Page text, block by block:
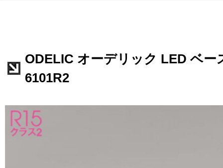
ODELIC オーデリック LED ベー
6101R2